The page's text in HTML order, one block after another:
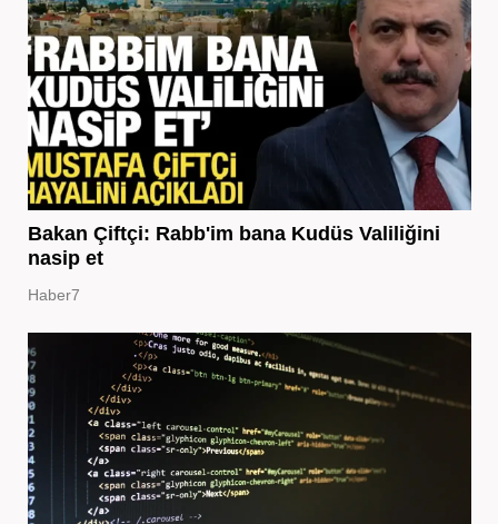
Bakan Çiftçi: Rabb'im bana Kudüs Valiliğini
nasip et
Haber7